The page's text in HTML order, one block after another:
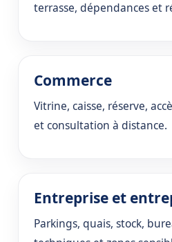
terrasse, dépendances et
Commerce
Vitrine, caisse, réserve,
et consultation à distance.
Entreprise et
Parkings, quais, stock,